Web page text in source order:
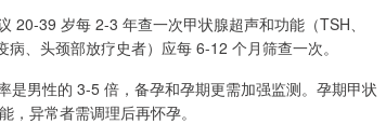
20-39 岁每 2-3 年查一次甲状腺超声和功能（TSH、
、头颈部放疗史者）应每 6-12 个月筛查一次。
男性的 3-5 倍，备孕和孕期更需加强监测。孕期甲状
异常者需调理后再怀孕。